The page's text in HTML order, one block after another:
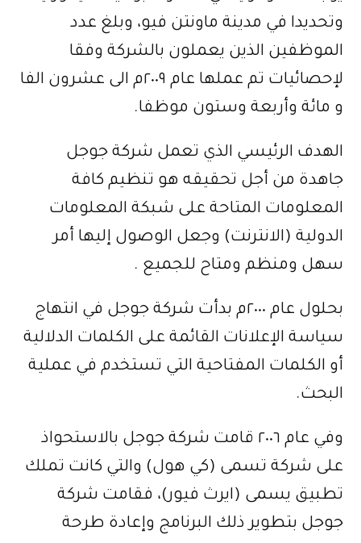
وتحديدا في مدينة ماونتن فيو، وبلغ عدد
الموظفين الذين يعملون بالشركة وفقا
لإحصائيات تم عملها عام ٢٠٠٩م الى عشرون الفا
و مائة وأربعة وستون موظفا.
الهدف الرئيسي الذي تعمل شركة جوجل
جاهدة من أجل تحقيقه هو تنظيم كافة
المعلومات المتاحة على شبكة المعلومات
الدولية (الانترنت) وجعل الوصول إليها أمر
سهل ومنظم ومتاح للجميع .
بحلول عام ٢٠٠٠م بدأت شركة جوجل في انتهاج
سياسة الإعلانات القائمة على الكلمات الدلالية
أو الكلمات المفتاحية التي تستخدم في عملية
البحث.
وفي عام ٢٠٠٦ قامت شركة جوجل بالاستحواذ
على شركة تسمى (كي هول) والتي كانت تملك
تطبيق يسمى (ايرث فيور)، فقامت شركة
جوجل بتطوير ذلك البرنامج وإعادة طرحة